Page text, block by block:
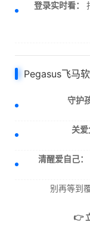
登录实时看：
Pegasus飞马
守护
关爱
清醒爱自己：
别再等到
👉